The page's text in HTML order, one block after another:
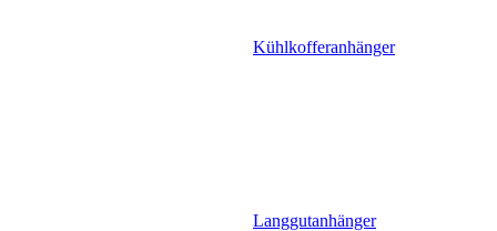
Kühlkofferanhänger
Langgutanhänger